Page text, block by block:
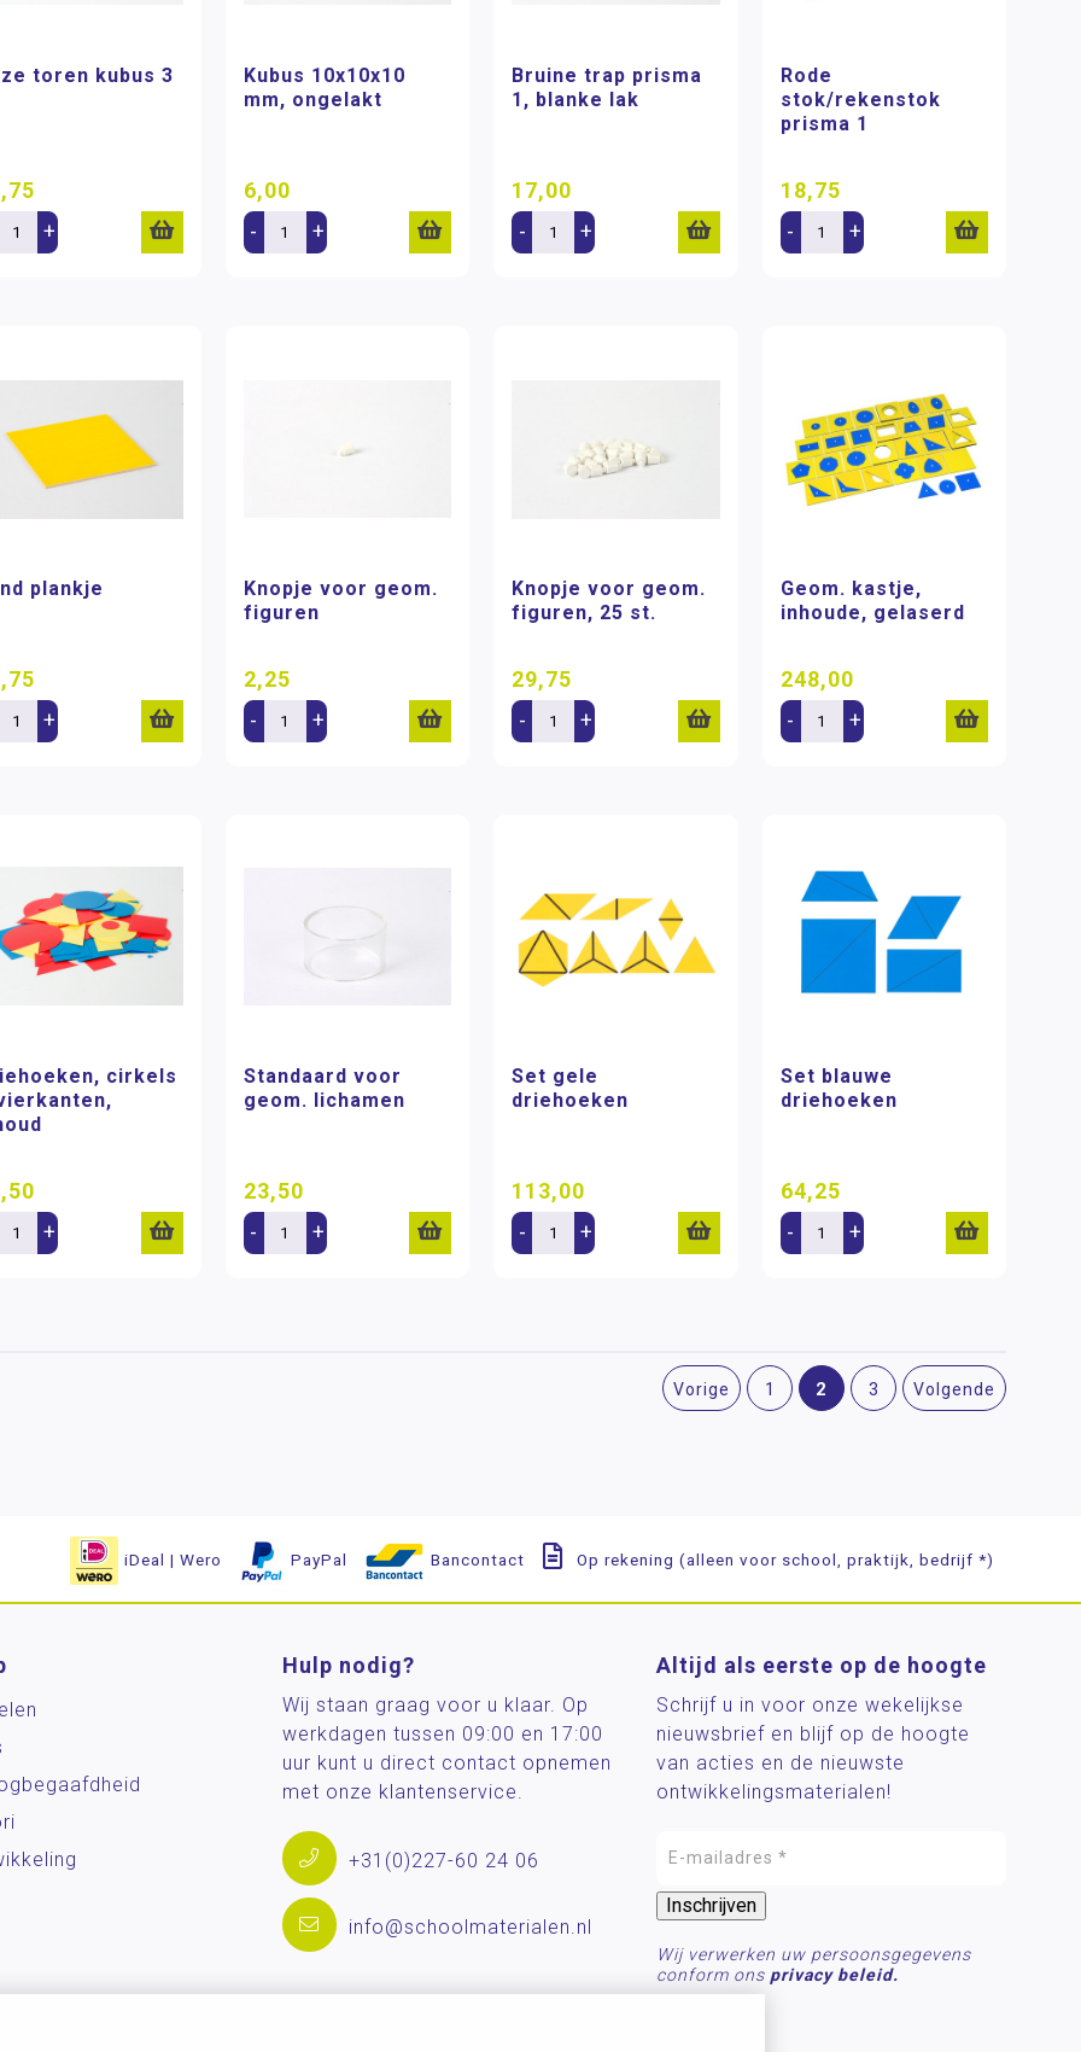
toren kubus 3
+
Kubus 10x10x10
mm, ongelakt
6,00
- +
Bruine trap prisma
1, blanke lak
17,00
- +
Rode
stok/rekenstok
prisma 1
18,75
- +
plankje
+
Knopje voor geom.
figuren
2,25
- +
Knopje voor geom.
figuren, 25 st.
29,75
- +
Geom. kastje,
inhoude, gelaserd
248,00
- +
cirkels
+
Standaard voor
geom. lichamen
23,50
- +
Set gele
driehoeken
113,00
- +
Set blauwe
driehoeken
64,25
- +
Vorige 1 2 3 Volgende
iDeal | Wero PayPal Bancontact Op rekening (alleen voor school, praktijk, bedrijf *)
Hulp nodig?
Wij staan graag voor u klaar. Op
werkdagen tussen 09:00 en 17:00
uur kunt u direct contact opnemen
met onze klantenservice.
+31(0)227-60 24 06
info@schoolmaterialen.nl
Altijd als eerste op de hoogte
Schrijf u in voor onze wekelijkse
nieuwsbrief en blijf op de hoogte
van acties en de nieuwste
ontwikkelingsmaterialen!
Wij verwerken uw persoonsgegevens
conform ons privacy beleid.